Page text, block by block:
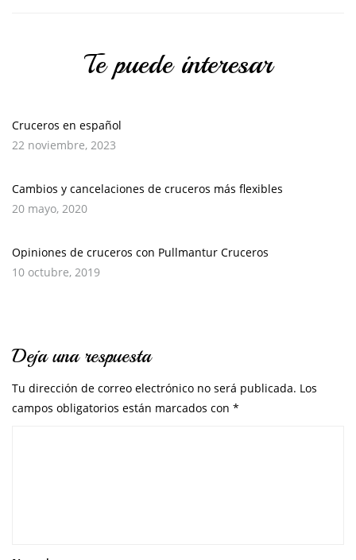
Te puede interesar
Cruceros en español
22 noviembre, 2023
Cambios y cancelaciones de cruceros más flexibles
20 mayo, 2020
Opiniones de cruceros con Pullmantur Cruceros
10 octubre, 2019
Deja una respuesta
Tu dirección de correo electrónico no será publicada. Los
campos obligatorios están marcados con *